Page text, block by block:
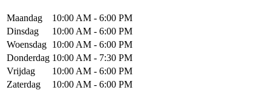
Maandag
10:00 AM - 6:00 PM
Dinsdag
10:00 AM - 6:00 PM
Woensdag 10:00 AM - 6:00 PM
Donderdag 10:00 AM - 7:30 PM
Vrijdag
10:00 AM - 6:00 PM
Zaterdag
10:00 AM - 6:00 PM